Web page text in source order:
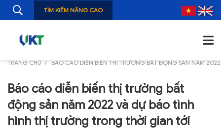
GIỚI THIỆU
TIN TỨC
TÌM KIẾM NÂNG CAO
TRANG CHỦ BÁO CÁO DIỄN BIẾN THỊ TRƯỜNG BẤT ĐỘNG SẢN NĂM
Báo cáo diễn biến thị trường bất
động sản năm 2022 và dự báo tình
hình thị trường trong thời gian tới